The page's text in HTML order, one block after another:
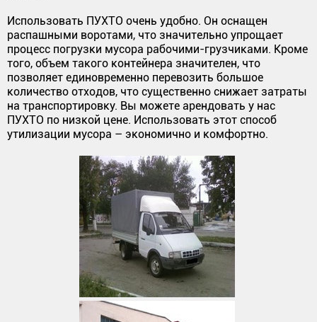
Использовать ПУХТО очень удобно. Он оснащен
распашными воротами, что значительно упрощает
процесс погрузки мусора рабочими-грузчиками. Кроме
того, объем такого контейнера значителен, что
позволяет единовременно перевозить большое
количество отходов, что существенно снижает затраты
на транспортировку. Вы можете арендовать у нас
ПУХТО по низкой цене. Использовать этот способ
утилизации мусора – экономично и комфортно.